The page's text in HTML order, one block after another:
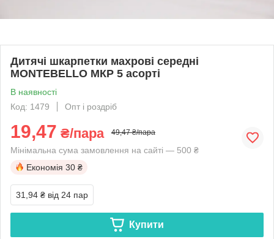
Дитячі шкарпетки махрові середні
MONTEBELLO МКР 5 асорті
В наявності
Код: 1479
Опт і роздріб
19,47 ₴/пара 49,47 ₴/пара
Мінімальна сума замовлення на сайті — 500 ₴
Економія 30 ₴
31,94 ₴ від 24 пар
Купити